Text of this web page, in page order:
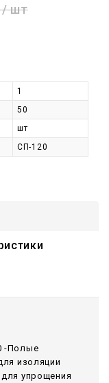
/ шт
1
50
шт
СП-120
-Полые
изоляции
упрощения